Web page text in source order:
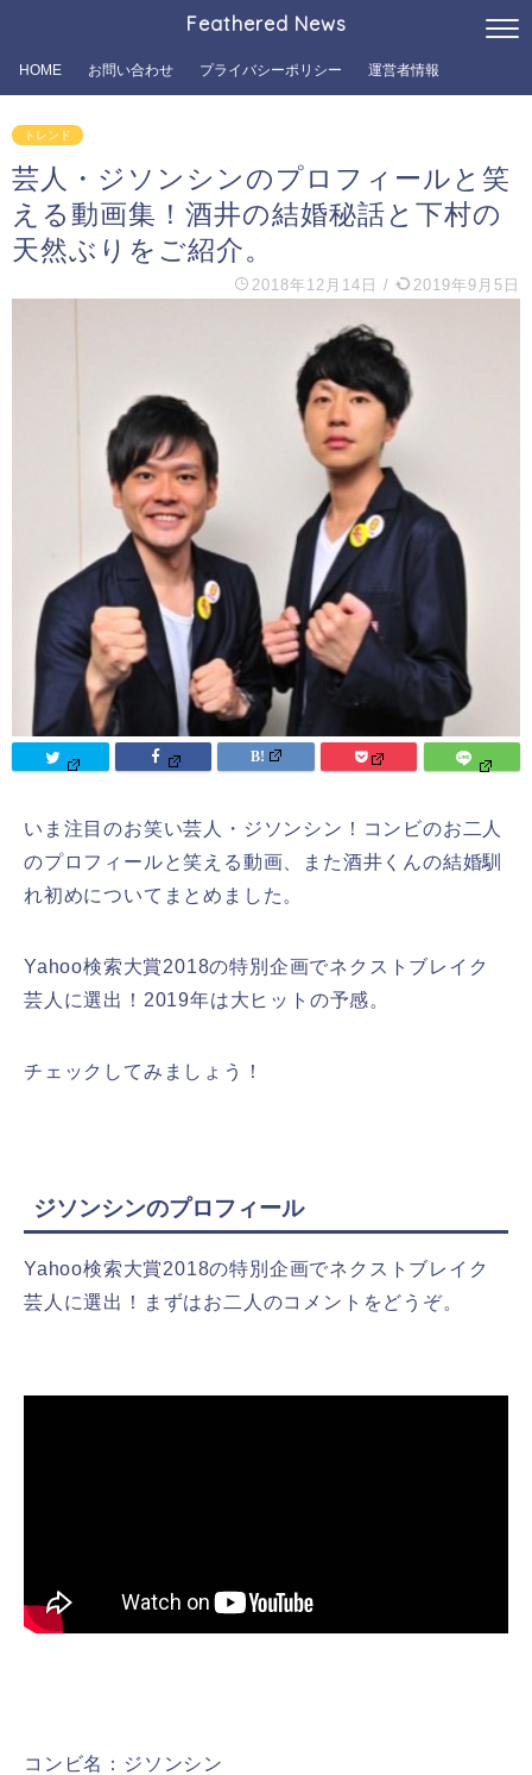
Feathered News
HOME お問い合わせ プライバシーポリシー 運営者情報
トレンド
芸人・ジソンシンのプロフィールと笑
える動画集！酒井の結婚秘話と下村の
天然ぶりをご紹介。
2018年12月14日 / 2019年9月5日
いま注目のお笑い芸人・ジソンシン！コンビのお二人
のプロフィールと笑える動画、また酒井くんの結婚馴
れ初めについてまとめました。
Yahoo検索大賞2018の特別企画でネクストブレイク
芸人に選出！2019年は大ヒットの予感。
チェックしてみましょう！
ジソンシンのプロフィール
Yahoo検索大賞2018の特別企画でネクストブレイク
芸人に選出！まずはお二人のコメントをどうぞ。
コンビ名：ジソンシン